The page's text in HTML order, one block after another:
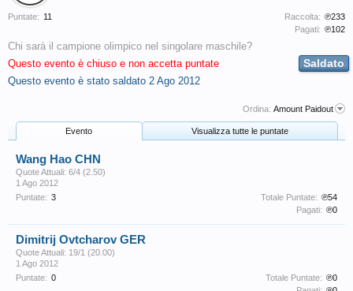
Puntate: 11 Raccolta: ℗233
Pagati: ℗102
Saldato
Chi sarà il campione olimpico nel singolare maschile?
Questo evento è chiuso e non accetta puntate
Questo evento è stato saldato 2 Ago 2012
Ordina: Amount Paidout
Evento Visualizza tutte le puntate
Wang Hao CHN
Quote Attuali: 6/4 (2.50)
1 Ago 2012
Puntate: 3 Totale Puntate: ℗54
Pagati: ℗0
Dimitrij Ovtcharov GER
Quote Attuali: 19/1 (20.00)
1 Ago 2012
Puntate: 0 Totale Puntate: ℗0